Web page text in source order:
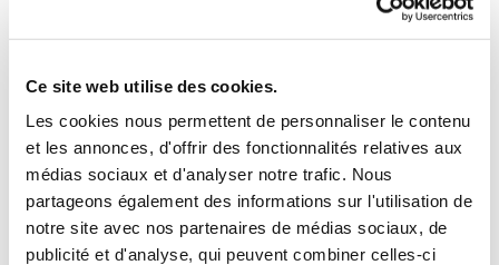
Ce site web utilise des cookies.
Les cookies nous permettent de personnaliser le contenu
et les annonces, d'offrir des fonctionnalités relatives aux
médias sociaux et d'analyser notre trafic. Nous
partageons également des informations sur l'utilisation de
notre site avec nos partenaires de médias sociaux, de
publicité et d'analyse, qui peuvent combiner celles-ci
0 Feed
Laisser un commentaire
Nom